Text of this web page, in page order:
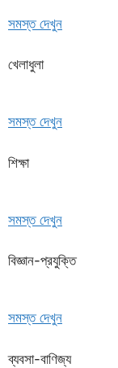
সমস্ত দেখুন
খেলাধুলা
সমস্ত দেখুন
শিক্ষা
সমস্ত দেখুন
বিজ্ঞান-প্রযুক্তি
সমস্ত দেখুন
ব্যবসা-বাণিজ্য